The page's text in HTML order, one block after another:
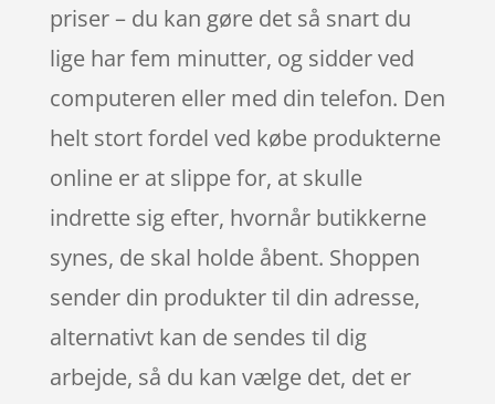
priser – du kan gøre det så snart du
lige har fem minutter, og sidder ved
computeren eller med din telefon. Den
helt stort fordel ved købe produkterne
online er at slippe for, at skulle
indrette sig efter, hvornår butikkerne
synes, de skal holde åbent. Shoppen
sender din produkter til din adresse,
alternativt kan de sendes til dig
arbejde, så du kan vælge det, det er